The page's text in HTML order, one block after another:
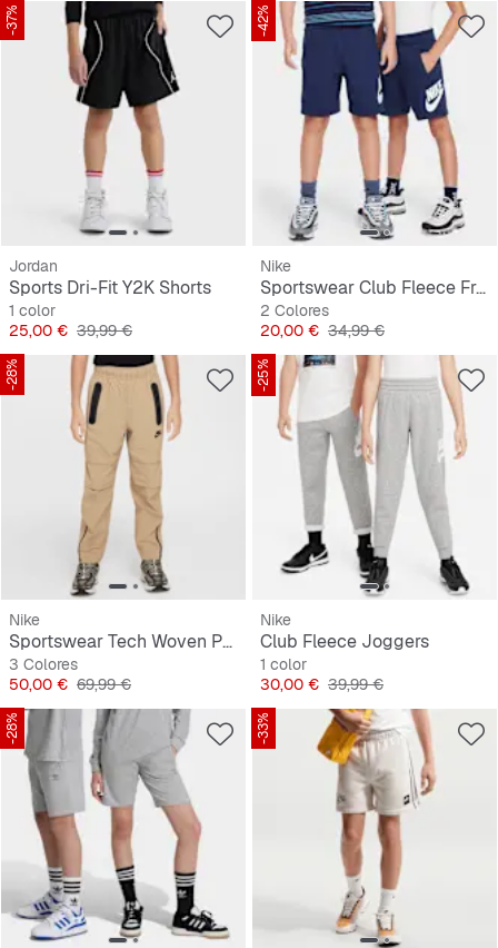
-37%
Jordan
Sports Dri-Fit Y2K Shorts
1 color
Precio
25,00 € Precio original
39,99 €
-42%
Nike
Sportswear Club Fleece French Terry Shorts
2 Colores
Precio
20,00 € Precio original
34,99 €
-28%
Nike
Sportswear Tech Woven Pants
3 Colores
Precio
50,00 € Precio original
69,99 €
-25%
Nike
Club Fleece Joggers
1 color
Precio
30,00 € Precio original
39,99 €
-28% -33%